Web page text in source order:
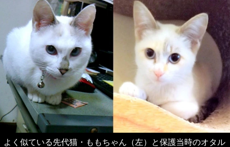
よく似ている先代猫・ももちゃん（左）と保護当時のオタル